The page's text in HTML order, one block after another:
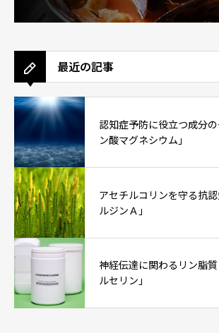
最近の記事
認知症予防に役立つ成分
ン酸マグネシウム」
アセチルコリンを守る抗
ルジンＡ」
神経伝達に関わるリン脂
ルセリン」